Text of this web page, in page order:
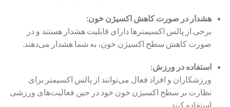
هشدار در صورت کاهش اکسیژن خون:
برخی از پالس اکسیمترها دارای قابلیت هشدار هستند و در
صورت کاهش سطح اکسیژن خون، به شما هشدار می‌دهند.
استفاده در ورزش:
ورزشکاران و افراد فعال می‌توانند از پالس اکسیمتر برای
نظارت بر سطح اکسیژن خون خود در حین فعالیت‌های ورزشی
استفاده کنند.